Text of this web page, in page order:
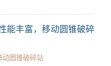
能丰富，移动圆锥破碎
动圆锥破碎站